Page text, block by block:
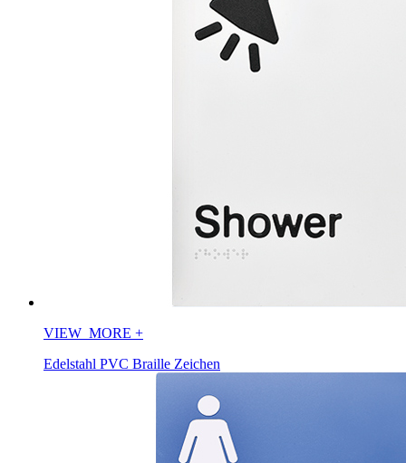
VIEW_MORE +
Edelstahl PVC Braille Zeichen